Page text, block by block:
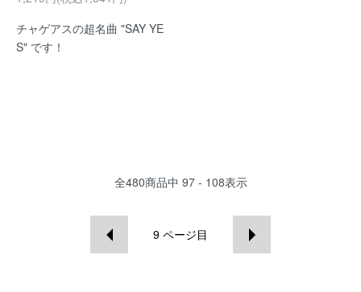
チャゲアスの超名曲 "SAY YE
S" です！
全480商品中 97 - 108表示
9 ページ目